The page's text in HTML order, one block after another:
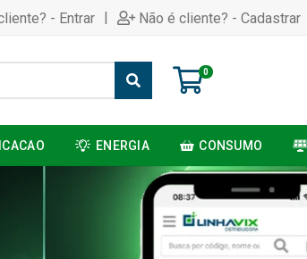
- Entrar | Não é cliente? - Cadastrar
0
ENERGIA CONSUMO